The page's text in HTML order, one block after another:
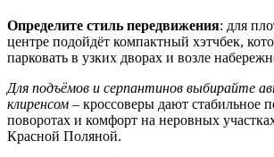
Определите стиль передвижения: для
центре подойдёт компактный хэтчбек,
парковать в узких дворах и возле
Для подъёмов и серпантинов выбирайте
клиренсом – кроссоверы дают стабильное
поворотах и комфорт на неровных
Красной Поляной.